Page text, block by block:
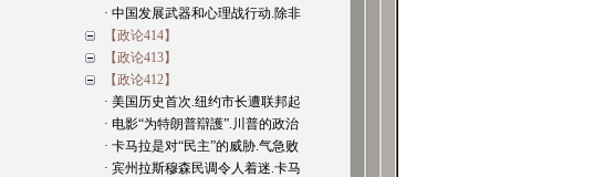
· 中国发展武器和心理战行动.除非
【政论414】
【政论413】
【政论412】
· 美国历史首次.纽约市长遭联邦起
· 电影“为特朗普辯護”.川普的政治
· 卡马拉是对“民主”的威胁.气急败
· 宾州拉斯穆森民调令人着迷.卡马